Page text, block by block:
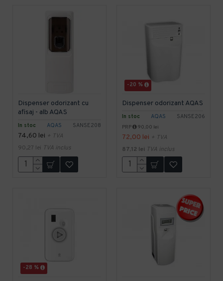
In stoc AQAS SANSE208
Dispenser odorizant cu
afisaj - alb AQAS
74,60 lei + TVA
90,27 lei TVA inclus
-20 %
In stoc AQAS SANSE206
Dispenser odorizant AQAS
PRP 90,00 lei
72,00 lei + TVA
87,12 lei TVA inclus
-28 %